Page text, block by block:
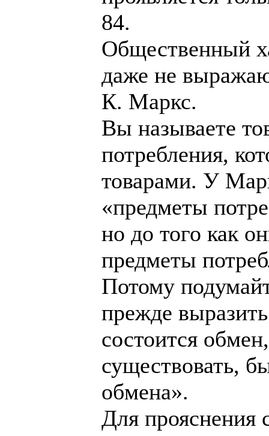
84.
Общественный
даже не
К. Маркс.
Вы называете
потребления,
товарами. У
«предметы
но до того как
предметы
Потому
прежде
состоится
существовать,
обмена».
Для прояснения